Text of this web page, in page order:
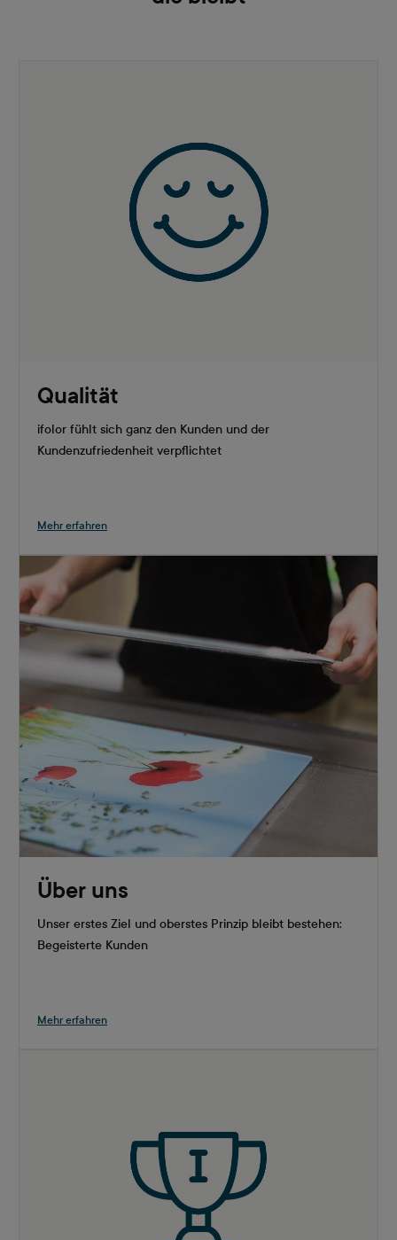
Qualität
ifolor fühlt sich ganz den Kunden und der
Kundenzufriedenheit verpflichtet
Mehr erfahren
Über uns
Unser erstes Ziel und oberstes Prinzip bleibt bestehen:
Begeisterte Kunden
Mehr erfahren